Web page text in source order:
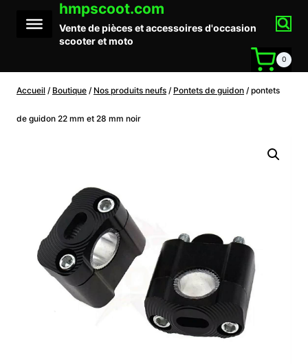
contenu
hmpscoot.com
Vente de pièces et accessoires d'occasion
scooter et moto
0
Accueil / Boutique / Nos produits neufs / Pontets de guidon / pontets
de guidon 22 mm et 28 mm noir